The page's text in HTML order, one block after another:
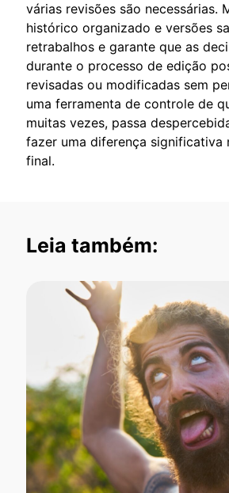
várias revisões são necessárias.
histórico organizado e versões
retrabalhos e garante que as
durante o processo de edição
revisadas ou modificadas sem
uma ferramenta de controle de
muitas vezes, passa
fazer uma diferença significativa
final.
Leia também: